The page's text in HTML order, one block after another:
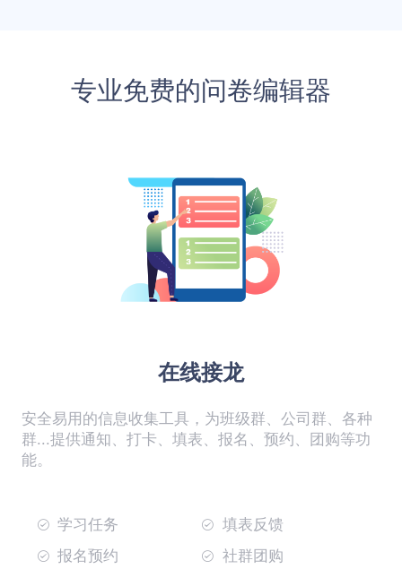
专业免费的问卷编辑器
在线接龙
安全易用的信息收集工具，为班级群、公司群、各种
群...提供通知、打卡、填表、报名、预约、团购等功
能。
学习任务
填表反馈
报名预约
社群团购